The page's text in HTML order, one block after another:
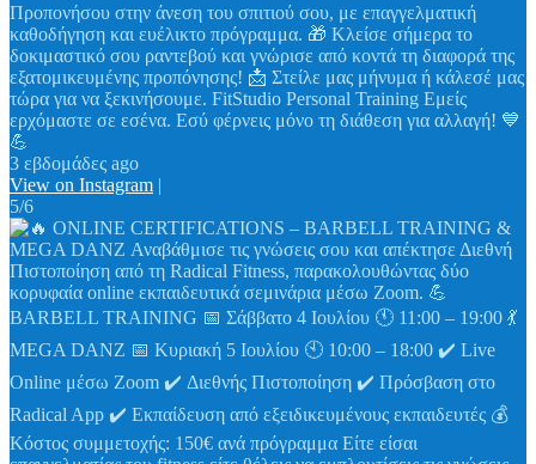
Προπονήσου στην άνεση του σπιτιού σου, με επαγγελματική
καθοδήγηση και ευέλικτο πρόγραμμα. 🎁 Κλείσε σήμερα το
δοκιμαστικό σου ραντεβού και γνώρισε από κοντά τη διαφορά της
εξατομικευμένης προπόνησης! 📩 Στείλε μας μήνυμα ή κάλεσέ μας
τώρα για να ξεκινήσουμε. FitStudio Personal Training Εμείς
ερχόμαστε σε εσένα. Εσύ φέρνεις μόνο τη διάθεση για αλλαγή! 💙
💪
3 εβδομάδες ago
View on Instagram |
5/6